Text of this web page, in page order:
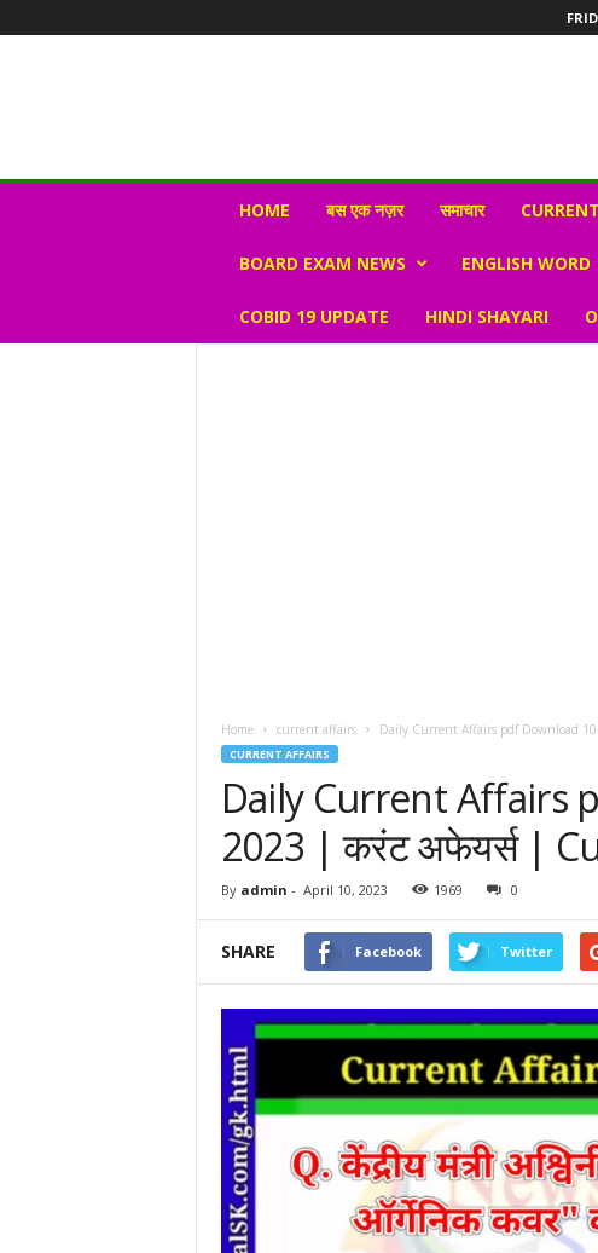
r
HOME बस एक नज़र समाचार
BOARD EXAM NEWS ENGLISH WORD
COBID 19 UPDATE HINDI SHAYARI
Home current affairs Daily Current Affairs pdf Download
CURRENT AFFAIRS
Daily Current Affairs
2023 | करंट अफेयर्स |
By admin - April 10, 2023 1969 0
SHARE Facebook Twitter